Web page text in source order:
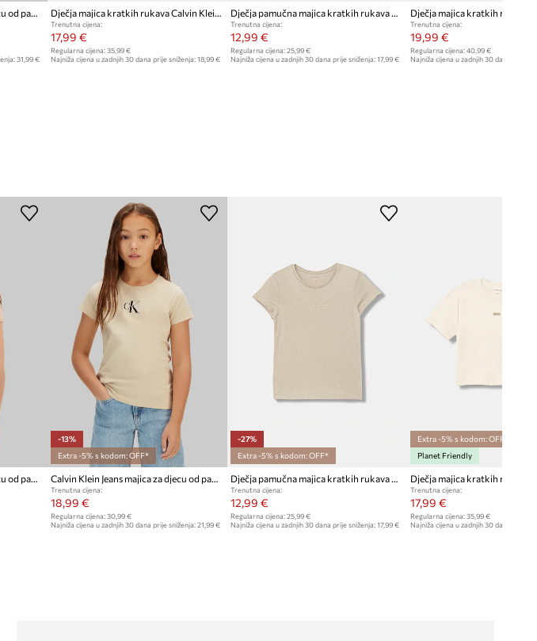
31,99 €
Dječja majica kratkih rukava Calvin Klein Jeans
Trenutna cijena:
17,99 €
Regularna cijena: 35,99 €
Najniža cijena u zadnjih 30 dana prije sniženja: 18,99 €
Trenutna cijena:
12,99 €
Regularna cijena:25,99 €
Najniža cijena u zadnjih 30 dana prije sniženja:17,99 €
Trenutna cijena:
19,99 €
Regularna cijena: 40,99 €
Najniža cijena u zadnjih 30 dana prije
Calvin Klein Jeans majica za djecu od pamuka
-13%
Extra -5% s kodom: OFF*
Calvin Klein Jeans majica za djecu od pamuka 2-pack
Trenutna cijena:
18,99 €
Regularna cijena: 30,99 €
Najniža cijena u zadnjih 30 dana prije sniženja: 21,99 €
-27%
Extra -5% s kodom: OFF*
Dječja pamučna majica kratkih rukava Calvin Klein Jeans
Trenutna cijena:
12,99 €
Regularna cijena:25,99 €
Najniža cijena u zadnjih 30 dana prije sniženja:17,99 €
Extra -5% s kodom: OFF*
Planet Friendly
Trenutna cijena:
17,99 €
Regularna cijena: 35,99 €
Najniža cijena u zadnjih 30 dana prije